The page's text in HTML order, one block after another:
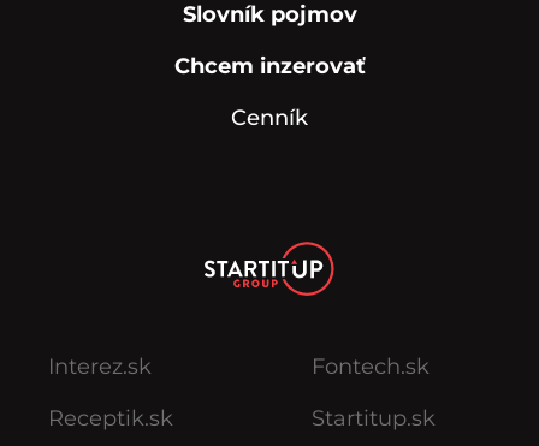
Slovník pojmov
Chcem inzerovať
Cenník
Interez.sk
Receptik.sk
Fontech.sk
Startitup.sk